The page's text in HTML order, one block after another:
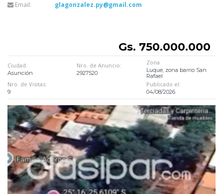
Email:
glagonzalez.py@gmail.com
Gs. 750.000.000
Ciudad:
Asunción
Nro. de Anuncio:
2927520
Zona
Luque, zona barrio San
Rafael
Nro. de Visitas:
9
Publicado el:
04/08/2026